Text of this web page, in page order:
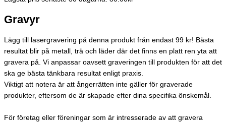
Gravyr
Lägg till lasergravering på denna produkt från endast 99 kr! Bästa
resultat blir på metall, trä och läder där det finns en platt ren yta att
gravera på. Vi anpassar oavsett graveringen till produkten för att det
ska ge bästa tänkbara resultat enligt praxis.
Viktigt att notera är att ångerrätten inte gäller för graverade
produkter, eftersom de är skapade efter dina specifika önskemål.
För företag eller föreningar som är intresserade av att gravera